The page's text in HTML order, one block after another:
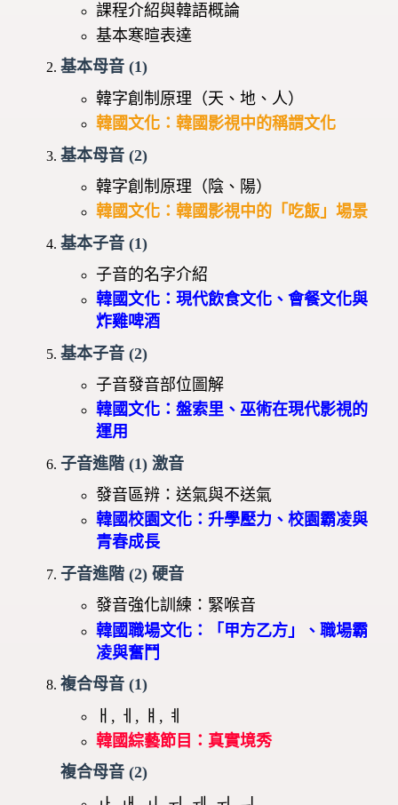
課程介紹與韓語概論
基本寒暄表達
基本母音 (1)
韓字創制原理（天、地、人）
韓國文化：韓國影視中的稱謂文化
基本母音 (2)
韓字創制原理（陰、陽）
韓國文化：韓國影視中的「吃飯」場景
基本子音 (1)
子音的名字介紹
韓國文化：現代飲食文化、會餐文化與
炸雞啤酒
基本子音 (2)
子音發音部位圖解
韓國文化：盤索里、巫術在現代影視的
運用
子音進階 (1) 激音
發音區辨：送氣與不送氣
韓國校園文化：升學壓力、校園霸凌與
青春成長
子音進階 (2) 硬音
發音強化訓練：緊喉音
韓國職場文化：「甲方乙方」、職場霸
凌與奮鬥
複合母音 (1)
ㅐ, ㅔ, ㅒ, ㅖ
韓國綜藝節目：真實境秀
複合母音 (2)